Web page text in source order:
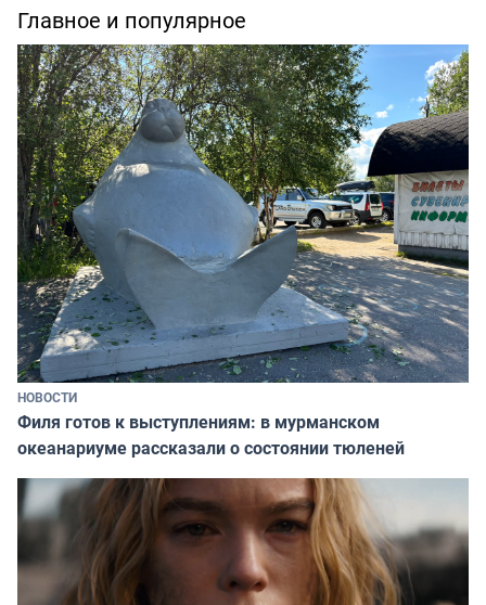
Главное и популярное
НОВОСТИ
Филя готов к выступлениям: в мурманском
океанариуме рассказали о состоянии тюленей